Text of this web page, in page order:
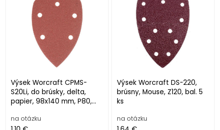
Výsek Worcraft CPMS-
S20Li, do brúsky, delta,
papier, 98x140 mm, P80,
na otázku
Výsek Worcraft DS-220,
brúsny, Mouse, Z120, bal. 5
ks
na otázku